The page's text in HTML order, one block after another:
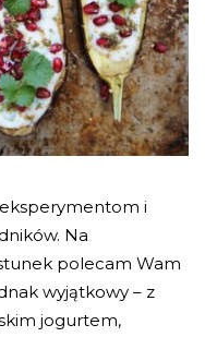
i
Na
polecam Wam
wyjątkowy – z
jogurtem,